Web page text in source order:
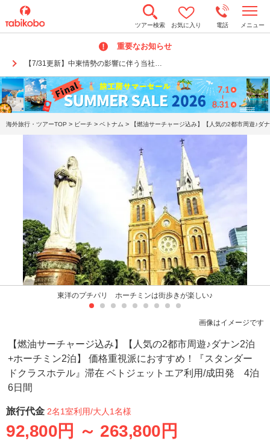
ツアー検索 お気に入り 電話 メニュー
重要なお知らせ
【7/31更新】中東情勢の影響に伴う当社…
o
n
a
v
i
g
a
t
海外旅行・ツアーTOP > ビーチ > ベトナム > 【燃油サーチャージ込み】【人気の2都市周遊♪
東洋のプチパリ ホーチミンは街歩きが楽しい♪
画像はイメージです
【燃油サーチャージ込み】【人気の2都市周遊♪ダナン2泊
+ホーチミン2泊】 価格重視派におすすめ！『スタンダー
ドクラスホテル』滞在 ベトジェットエア利用/成田発 4泊
6日間
旅行代金 2名1室利用/大人1名様
92,800円 ～ 263,800円